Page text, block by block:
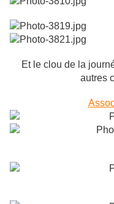
Et le clou de la
autres